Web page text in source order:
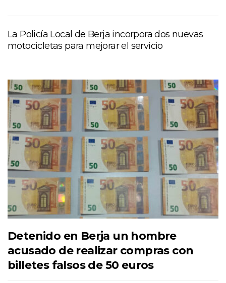
La Policía Local de Berja incorpora dos nuevas
motocicletas para mejorar el servicio
Detenido en Berja un hombre
acusado de realizar compras con
billetes falsos de 50 euros